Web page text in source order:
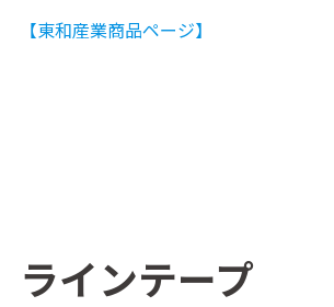
【東和産業商品ページ】
ラインテープ